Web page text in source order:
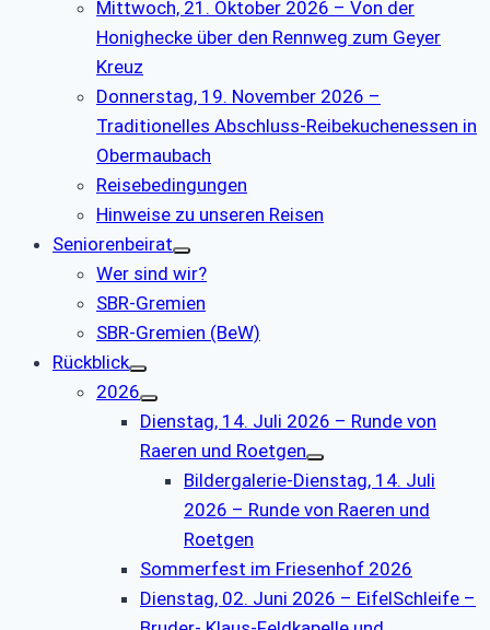
Mittwoch, 21. Oktober 2026 – Von der
Honighecke über den Rennweg zum Geyer
Kreuz
Donnerstag, 19. November 2026 –
Traditionelles Abschluss-Reibekuchenessen in
Obermaubach
Reisebedingungen
Hinweise zu unseren Reisen
Seniorenbeirat
Wer sind wir?
SBR-Gremien
SBR-Gremien (BeW)
Rückblick
2026
Dienstag, 14. Juli 2026 – Runde von
Raeren und Roetgen
Bildergalerie-Dienstag, 14. Juli
2026 – Runde von Raeren und
Roetgen
Sommerfest im Friesenhof 2026
Dienstag, 02. Juni 2026 – EifelSchleife –